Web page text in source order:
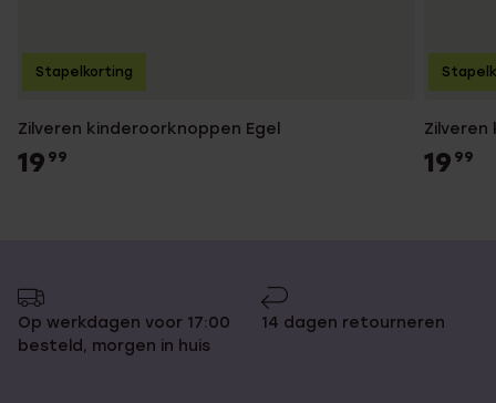
Zilveren kinderoorknoppen Egel
19 99
Stapelkorting
19 99
Op werkdagen voor 17:00
besteld, morgen in huis
14 dagen retourneren